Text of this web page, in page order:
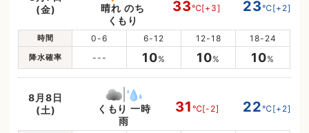
(金)
晴れ のち
くもり
33℃[+3] 23℃[+2]
時間 0-6 6-12 12-18 18-24
降水確率 --- 10% 10% 10%
8月8日
(土)
くもり 一時
雨
31 ℃[-2] 22℃[+2]